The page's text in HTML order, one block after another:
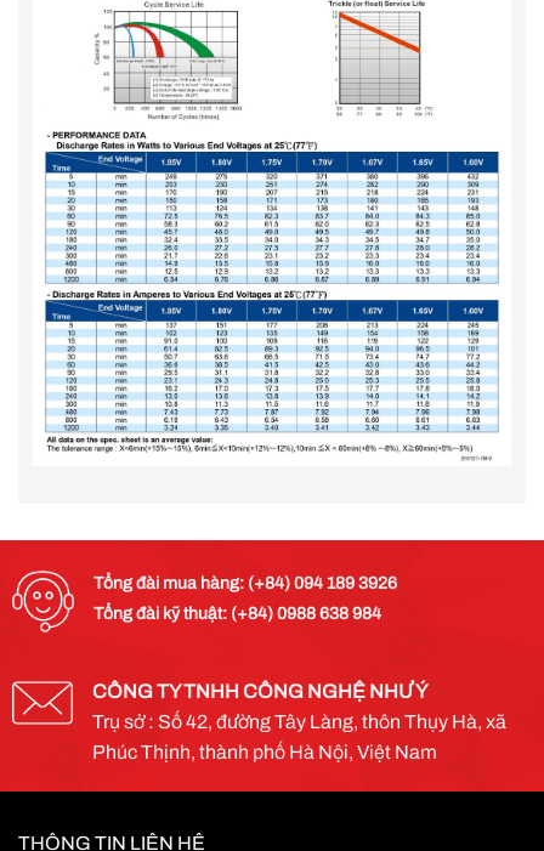
Tổng đài mua hàng: (+84) 094 189 3926
Tổng đài kỹ thuật: (+84) 0988 638 984
CÔNG TY TNHH CÔNG NGHỆ NHƯ Ý
Trụ sở : Số 42, đường Tây Làng, thôn Thụy Hà, xã
Phúc Thịnh, thành phố Hà Nội, Việt Nam
THÔNG TIN LIÊN HỆ